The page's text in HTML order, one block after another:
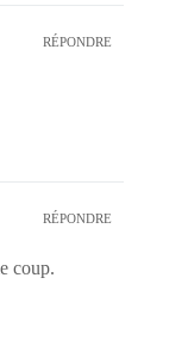
RÉPONDRE
RÉPONDRE
coup.